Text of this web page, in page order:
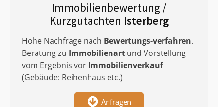
Immobilienbewertung /
Kurzgutachten Isterberg
Hohe Nachfrage nach Bewertungs-verfahren.
Beratung zu Immobilienart und Vorstellung
vom Ergebnis vor Immobilienverkauf
(Gebäude: Reihenhaus etc.)
Anfragen